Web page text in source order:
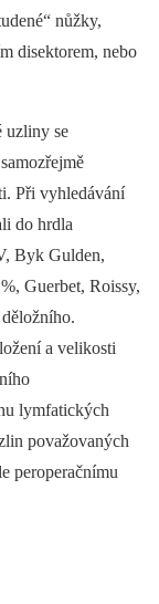
nůžky,
disektorem, nebo
uzliny se
Při vyhledávání
do hrdla
Byk Gulden,
Guerbet, Roissy,
a velikosti
lymfatických
považovaných
peroperačnímu